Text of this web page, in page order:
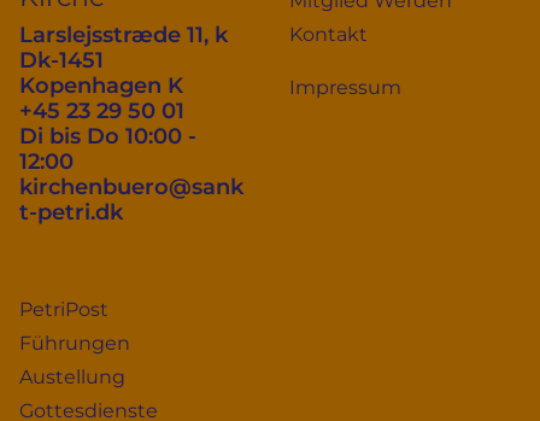
Larslejsstræde 11, k
Dk-1451
Kopenhagen K
+45 23 29 50 01
Di bis Do 10:00 -
12:00
kirchenbuero@sank
t-petri.dk
Kontakt
Impressum
PetriPost
Führungen
Austellung
Gottesdienste